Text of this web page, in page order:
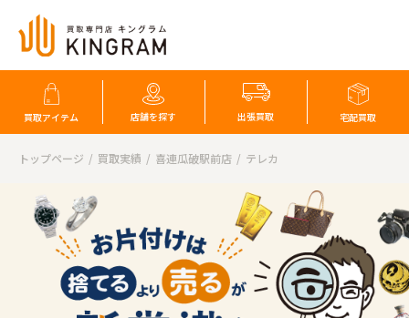
買取アイテム 店舗を探す 出張買取 宅配買取
トップページ 買取実績 喜連瓜破駅前店 テレカ